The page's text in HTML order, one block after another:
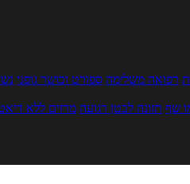
רפואה משלימה ספורט וכושר גופני
שף תזונה לבטן רגועה מרזים ללא